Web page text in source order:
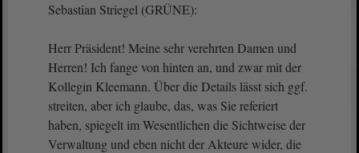
Sebastian Striegel (GRÜNE):
Herr Präsident! Meine sehr verehrten Damen und
Herren! Ich fange von hinten an, und zwar mit der
Kollegin Kleemann. Über die Details lässt sich ggf.
streiten, aber ich glaube, das, was Sie referiert
haben, spiegelt im Wesentlichen die Sichtweise der
Verwaltung und eben nicht der Akteure wider, die